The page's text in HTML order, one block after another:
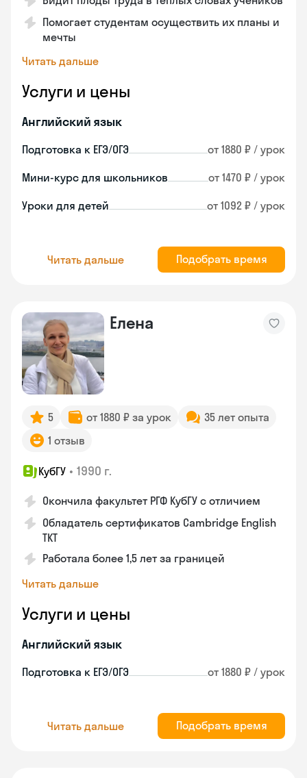
Помогает студентам осуществить их планы и
мечты
Читать дальше
Услуги и цены
Английский язык
Подготовка к ЕГЭ/ОГЭ от 1880 ₽ / урок
Мини-курс для школьников от 1470 ₽ / урок
Уроки для детей от 1092 ₽ / урок
Читать дальше Подобрать время
Елена
5 от 1880 ₽ за урок
35 лет опыта
1 отзыв
КубГУ • 1990 г.
Окончила факультет РГФ КубГУ с отличием
Обладатель сертификатов Cambridge English
TKT
Работала более 1,5 лет за границей
Читать дальше
Услуги и цены
Английский язык
Подготовка к ЕГЭ/ОГЭ от 1880 ₽ / урок
Читать дальше Подобрать время